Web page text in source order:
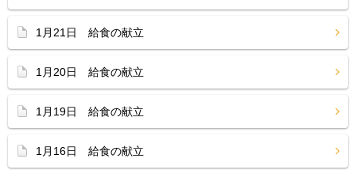
1月21日 給食の献立
1月20日 給食の献立
1月19日 給食の献立
1月16日 給食の献立